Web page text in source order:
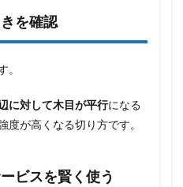
を確認
。
に対して木目が平行になる
度が高くなる切り方です。
ビスを賢く使う